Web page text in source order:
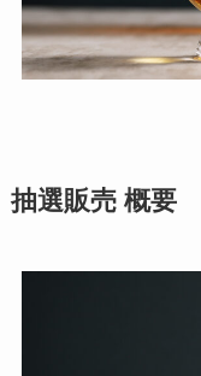
抽選販売 概要